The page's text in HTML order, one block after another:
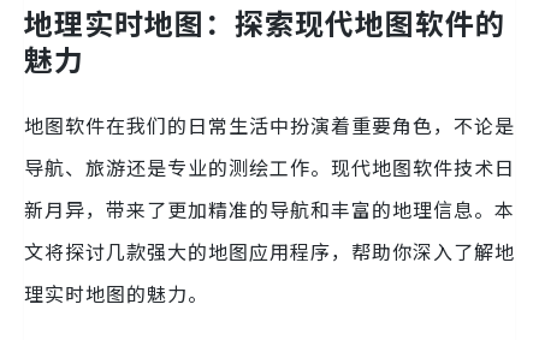
地理实时地图：探索现代地图软件的
魅力
地图软件在我们的日常生活中扮演着重要角色，不论是
导航、旅游还是专业的测绘工作。现代地图软件技术日
新月异，带来了更加精准的导航和丰富的地理信息。本
文将探讨几款强大的地图应用程序，帮助你深入了解地
理实时地图的魅力。